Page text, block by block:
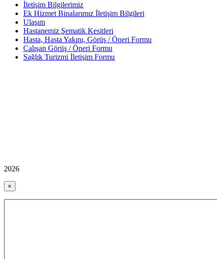
İletişim Bilgilerimiz
Ek Hizmet Binalarımız İletişim Bilgileri
Ulaşım
Hastanemiz Şematik Kesitleri
Hasta, Hasta Yakını, Görüş / Öneri Formu
Çalışan Görüş / Öneri Formu
Sağlık Turizmi İletişim Formu
2026
×